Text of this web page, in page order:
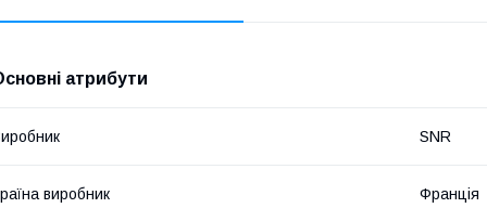
атрибути
SNR
виробник Франція